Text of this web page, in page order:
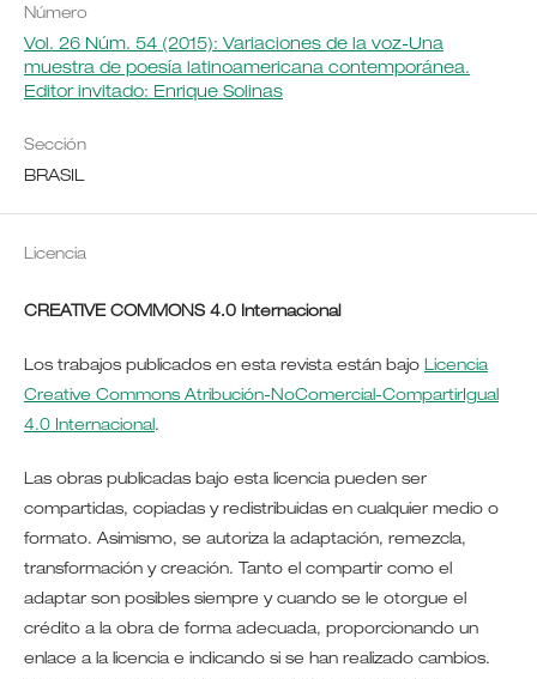
Número
Vol. 26 Núm. 54 (2015): Variaciones de la voz-Una
muestra de poesía latinoamericana contemporánea.
Editor invitado: Enrique Solinas
Sección
BRASIL
Licencia
CREATIVE COMMONS 4.0 Internacional
Los trabajos publicados en esta revista están bajo Licencia
Creative Commons Atribución-NoComercial-CompartirIgual
4.0 Internacional.
Las obras publicadas bajo esta licencia pueden ser
compartidas, copiadas y redistribuidas en cualquier medio o
formato. Asimismo, se autoriza la adaptación, remezcla,
transformación y creación. Tanto el compartir como el
adaptar son posibles siempre y cuando se le otorgue el
crédito a la obra de forma adecuada, proporcionando un
enlace a la licencia e indicando si se han realizado cambios.